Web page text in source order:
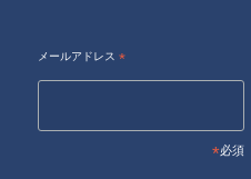
メールアドレス *
*必須